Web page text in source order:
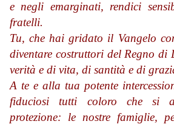
e negli emarginati, rendici
fratelli.
Tu, che hai gridato il Vangelo
diventare costruttori del Regno di
verità e di vita, di santità e di
A te e alla tua potente
fiduciosi tutti coloro che si
protezione: le nostre famiglie,